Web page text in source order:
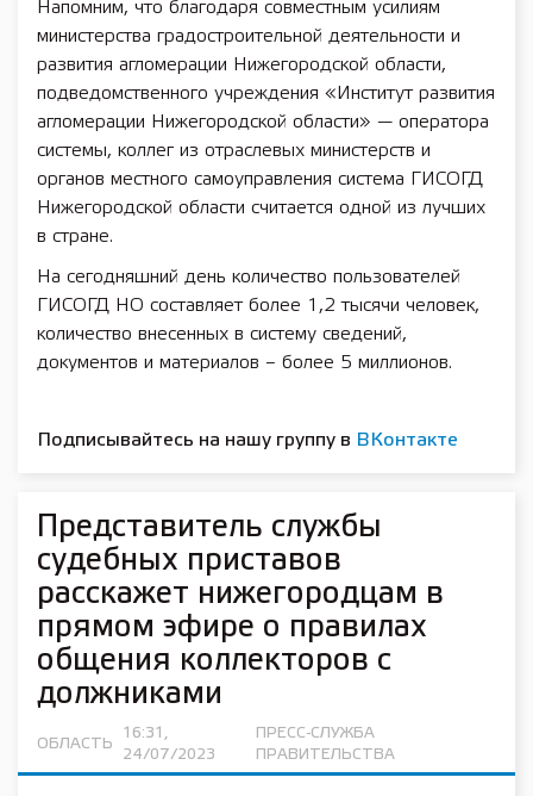
Напомним, что благодаря совместным усилиям
министерства градостроительной деятельности и
развития агломерации Нижегородской области,
подведомственного учреждения «Институт развития
агломерации Нижегородской области» — оператора
системы, коллег из отраслевых министерств и
органов местного самоуправления система ГИСОГД
Нижегородской области считается одной из лучших
в стране.
На сегодняшний день количество пользователей
ГИСОГД НО составляет более 1,2 тысячи человек,
количество внесенных в систему сведений,
документов и материалов – более 5 миллионов.
Подписывайтесь на нашу группу в ВКонтакте
Представитель службы
судебных приставов
расскажет нижегородцам в
прямом эфире о правилах
общения коллекторов с
должниками
ОБЛАСТЬ
16:31,
24/07/2023
ПРЕСС-СЛУЖБА
ПРАВИТЕЛЬСТВА